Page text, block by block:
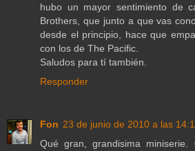
hubo un mayor sentimiento de
Brothers, que junto a que vas
desde el principio, hace que
con los de The Pacific.
Saludos para tí también.
Responder
Fon 23 de junio de 2010 a las
Qué gran, grandisima miniserie.